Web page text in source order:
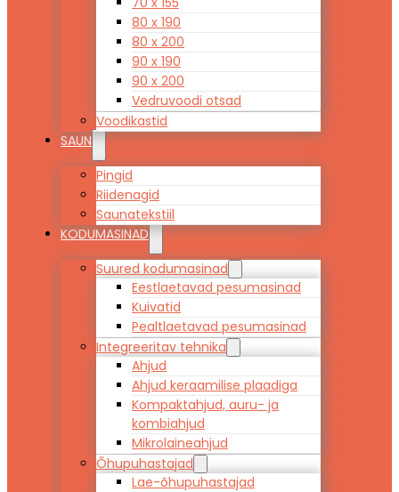
80 x 190
80 x 200
90 x 190
90 x 200
Vedruvoodi otsad
Voodikastid
SAUN
Pingid
Riidenagid
Saunatekstiil
KODUMASINAD
Suured kodumasinad
Eestlaetavad pesumasinad
Kuivatid
Pealtlaetavad pesumasinad
Integreeritav tehnika
Ahjud
Ahjud keraamilise plaadiga
Kompaktahjud, auru- ja
kombiahjud
Mikrolaineahjud
Õhupuhastajad
Lae-õhupuhastajad